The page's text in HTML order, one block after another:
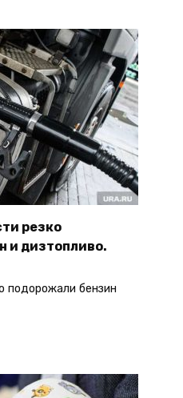
резко
и дизтопливо.
подорожали бензин